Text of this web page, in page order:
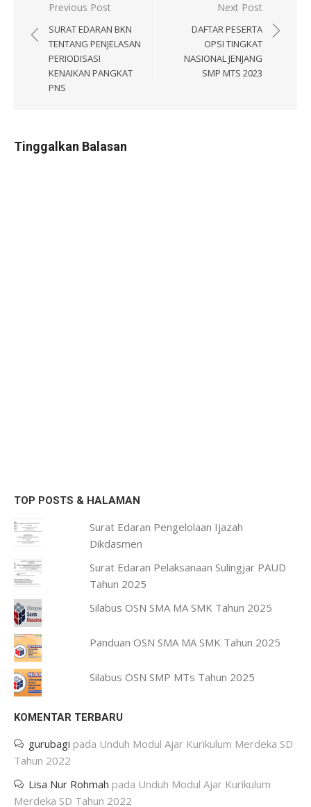
Navigasi
pos
Previous Post
SURAT EDARAN BKN
TENTANG PENJELASAN
PERIODISASI
KENAIKAN PANGKAT
PNS
Next Post
DAFTAR PESERTA
OPSI TINGKAT
NASIONAL JENJANG
SMP MTS 2023
Tinggalkan Balasan
TOP POSTS & HALAMAN
Surat Edaran Pengelolaan Ijazah
Dikdasmen
Surat Edaran Pelaksanaan Sulingjar PAUD
Tahun 2025
Silabus OSN SMA MA SMK Tahun 2025
Panduan OSN SMA MA SMK Tahun 2025
Silabus OSN SMP MTs Tahun 2025
KOMENTAR TERBARU
gurubagi pada Unduh Modul Ajar Kurikulum Merdeka SD
Tahun 2022
Lisa Nur Rohmah pada Unduh Modul Ajar Kurikulum
Merdeka SD Tahun 2022